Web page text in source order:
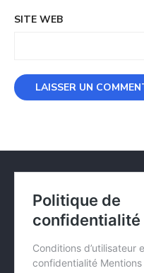
SITE WEB